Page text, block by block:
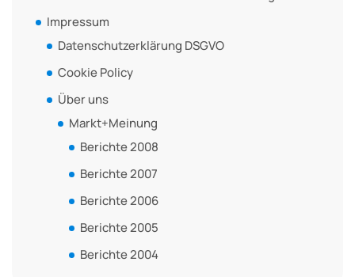
Impressum
Datenschutzerklärung DSGVO
Cookie Policy
Über uns
Markt+Meinung
Berichte 2008
Berichte 2007
Berichte 2006
Berichte 2005
Berichte 2004